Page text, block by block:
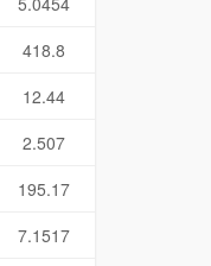
418.8
12.44
2.507
195.17
7.1517